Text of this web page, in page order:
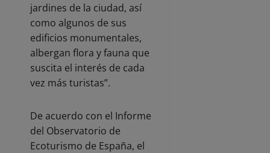
jardines de la ciudad, así
como algunos de sus
edificios monumentales,
albergan flora y fauna que
suscita el interés de cada
vez más turistas”.
De acuerdo con el Informe
del Observatorio de
Ecoturismo de España, el